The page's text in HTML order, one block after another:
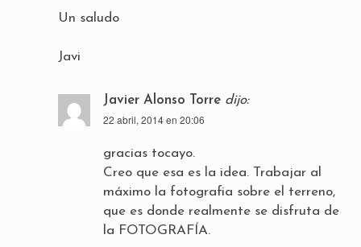
Un saludo
Javi
Javier Alonso Torre dijo:
22 abril, 2014 en 20:06
gracias tocayo.
Creo que esa es la idea. Trabajar al
máximo la fotografia sobre el terreno,
que es donde realmente se disfruta de
la FOTOGRAFÍA.